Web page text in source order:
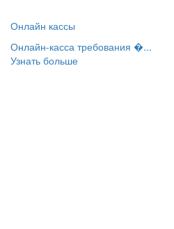
Онлайн кассы
Онлайн-касса требования �...
Узнать больше